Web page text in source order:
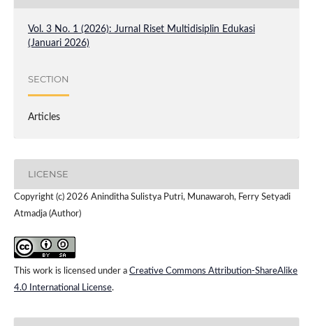
Vol. 3 No. 1 (2026): Jurnal Riset Multidisiplin Edukasi
(Januari 2026)
SECTION
Articles
LICENSE
Copyright (c) 2026 Aninditha Sulistya Putri, Munawaroh, Ferry Setyadi
Atmadja (Author)
This work is licensed under a Creative Commons Attribution-ShareAlike
4.0 International License.